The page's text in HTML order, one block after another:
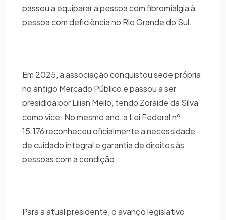
passou a equiparar a pessoa com fibromialgia à
pessoa com deficiência no Rio Grande do Sul.
Em 2025, a associação conquistou sede própria
no antigo Mercado Público e passou a ser
presidida por Lilian Mello, tendo Zoraide da Silva
como vice. No mesmo ano, a Lei Federal nº
15.176 reconheceu oficialmente a necessidade
de cuidado integral e garantia de direitos às
pessoas com a condição.
Para a atual presidente, o avanço legislativo